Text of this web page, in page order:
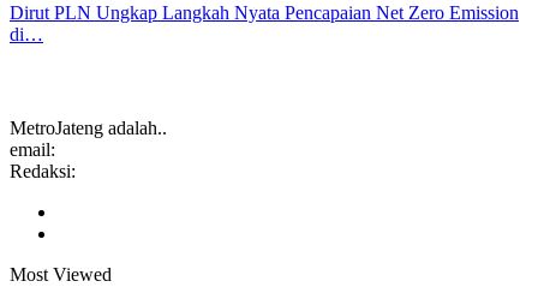
Dirut PLN Ungkap Langkah Nyata Pencapaian Net Zero Emission
di…
MetroJateng adalah..
email:
Redaksi:
Most Viewed